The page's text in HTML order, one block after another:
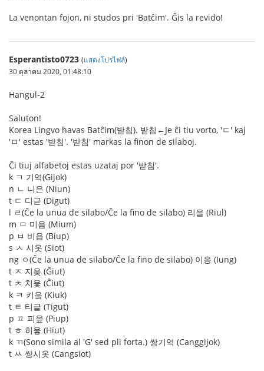
La venontan fojon, ni studos pri 'Batĉim'. Ĝis la revido!
Esperantisto0723 (แสดงโปรไฟล์)
30 ตุลาคม 2020, 01:48:10
Hangul-2
Saluton!
Korea Lingvo havas Batĉim(받침). 받침←Je ĉi tiu vorto, 'ㄷ' kaj
'ㅁ' estas '받침'. '받침' markas la finon de silaboj.
Ĉi tiuj alfabetoj estas uzataj por '받침'.
k ㄱ 기역(Gijok)
n ㄴ 니은 (Niun)
t ㄷ 디귿 (Digut)
l ㄹ(Ĉe la unua de silabo/Ĉe la fino de silabo) 리을 (Riul)
m ㅁ 미음 (Mium)
p ㅂ 비읍 (Biup)
s ㅅ 시옷 (Siot)
ng ㅇ(Ĉe la unua de silabo/Ĉe la fino de silabo) 이응 (Iung)
t ㅈ 지읒 (Ĝiut)
t ㅊ 치읓 (Ĉiut)
k ㅋ 키읔 (Kiuk)
t ㅌ 티긑 (Tigut)
p ㅍ 피읖 (Piup)
t ㅎ 히읗 (Hiut)
k ㄲ(Sono simila al 'G' sed pli forta.) 쌍기역 (Canggijok)
t ㅆ 쌍시옷 (Cangsiot)